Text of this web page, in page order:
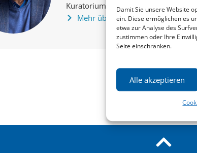
Damit Sie unsere Website
ein. Diese ermöglichen es
etwa zur Analyse des
zustimmen oder Ihre
Seite einschränken.
Alle akzeptieren
Kuratoriums der KZ-Gedenkstätten ...
Mehr über RainerEisfeld